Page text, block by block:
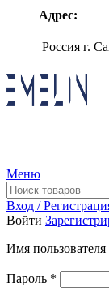
Адрес:
Россия г.
Меню
Вход /
Войти
Имя
Пароль *